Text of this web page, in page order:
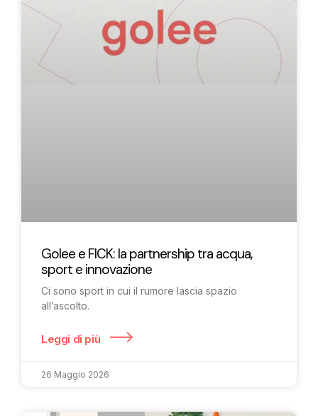
Golee e FICK: la partnership tra acqua,
sport e innovazione
Ci sono sport in cui il rumore lascia spazio
all’ascolto.
Leggi di più
26 Maggio 2026